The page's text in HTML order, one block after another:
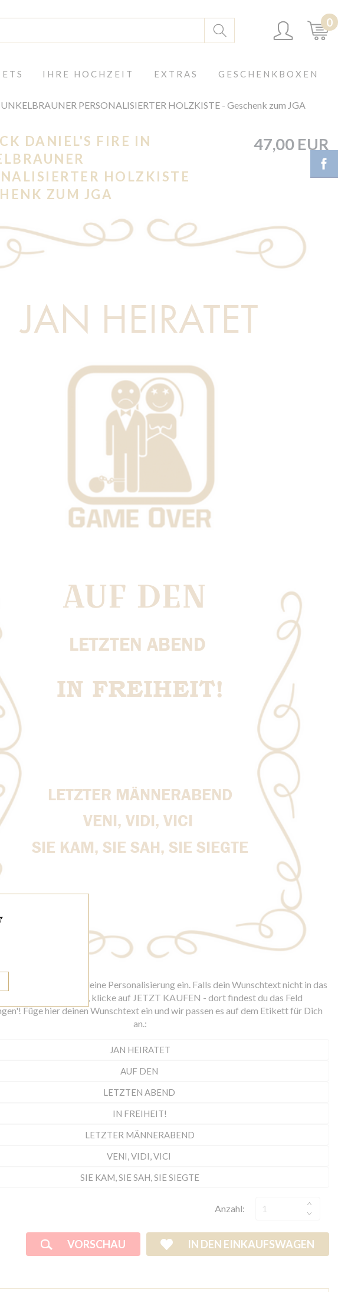
0
IHRE HOCHZEIT EXTRAS GESCHENKBOXEN
PERSONALISIERTER HOLZKISTE - Geschenk zum JGA
DANIEL'S FIRE IN
HOLZKISTE
ZUM JGA
47,00 EUR
Wunschtext für deine Personalisierung ein. Falls dein Wunschtext nicht in das
passt, klicke auf JETZT KAUFEN - dort findest du das Feld
Füge hier deinen Wunschtext ein und wir passen es auf dem Etikett für Dich
an.:
Anzahl:
IN DEN EINKAUFSWAGEN
VORSCHAU